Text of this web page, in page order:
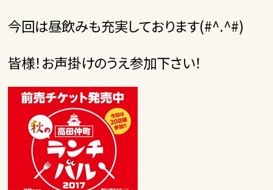
今回は昼飲みも充実しております(#^.^#)
皆様！お声掛けのうえ参加下さい！